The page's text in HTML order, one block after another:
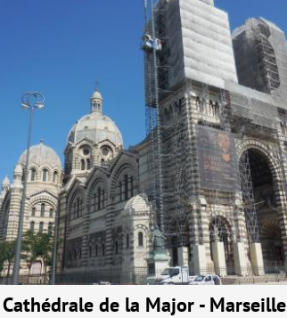
Cathédrale de la Major - Marseille